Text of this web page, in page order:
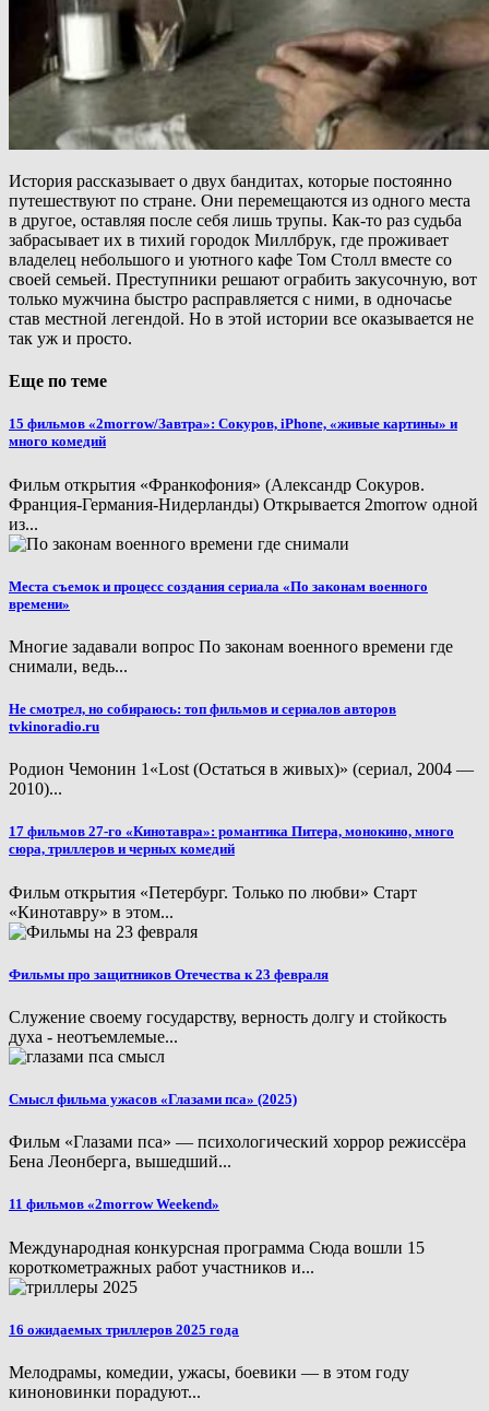
История рассказывает о двух бандитах, которые постоянно
путешествуют по стране. Они перемещаются из одного места
в другое, оставляя после себя лишь трупы. Как-то раз судьба
забрасывает их в тихий городок Миллбрук, где проживает
владелец небольшого и уютного кафе Том Столл вместе со
своей семьей. Преступники решают ограбить закусочную, вот
только мужчина быстро расправляется с ними, в одночасье
став местной легендой. Но в этой истории все оказывается не
так уж и просто.
Еще по теме
15 фильмов «2morrow/Завтра»: Сокуров, iPhone, «живые картины» и
много комедий
Фильм открытия «Франкофония» (Александр Сокуров.
Франция-Германия-Нидерланды) Открывается 2morrow одной
из...
Места съемок и процесс создания сериала «По законам военного
времени»
Многие задавали вопрос По законам военного времени где
снимали, ведь...
Не смотрел, но собираюсь: топ фильмов и сериалов авторов
tvkinoradio.ru
Родион Чемонин 1«Lost (Остаться в живых)» (сериал, 2004 —
2010)...
17 фильмов 27-го «Кинотавра»: романтика Питера, монокино, много
сюра, триллеров и черных комедий
Фильм открытия «Петербург. Только по любви» Старт
«Кинотавру» в этом...
Фильмы про защитников Отечества к 23 февраля
Служение своему государству, верность долгу и стойкость
духа - неотъемлемые...
Смысл фильма ужасов «Глазами пса» (2025)
Фильм «Глазами пса» — психологический хоррор режиссёра
Бена Леонберга, вышедший...
11 фильмов «2morrow Weekend»
Международная конкурсная программа Сюда вошли 15
короткометражных работ участников и...
16 ожидаемых триллеров 2025 года
Мелодрамы, комедии, ужасы, боевики — в этом году
киноновинки порадуют...